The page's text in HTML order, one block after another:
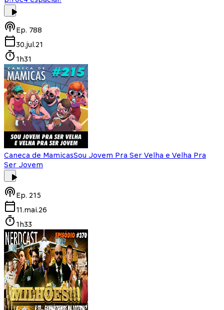
Ep. 788
30.jul.21
1h31
Caneca de MamicasSou Jovem Pra Ser Velha e Velha Pra
Ser Jovem
Ep. 215
11.mai.26
1h33